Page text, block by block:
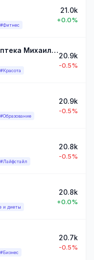
#Фитнес
21.0k
+0.0%
FUNGILINE • Грибная аптека Михаила Вишневского
#Красота
20.9k
-0.5%
#Образование
20.9k
-0.5%
#Лайфстайл
20.8k
-0.5%
и диеты
20.8k
+0.0%
#Бизнес
20.7k
-0.5%